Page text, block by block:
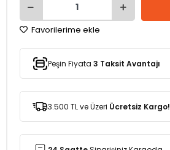
Favorilerime ekle
Peşin Fiyata 3 Taksit Avantajı
3.500 TL ve Üzeri Ücretsiz Kargo!